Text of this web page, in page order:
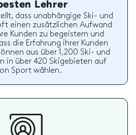
Lehrer
dass unabhängige Ski- und
einen zusätzlichen Aufwand
Kunden zu begeistern und
die Erfahrung ihrer Kunden
aus über 1,200 Ski- und
in über 420 Skigebieten auf
Sport wählen.